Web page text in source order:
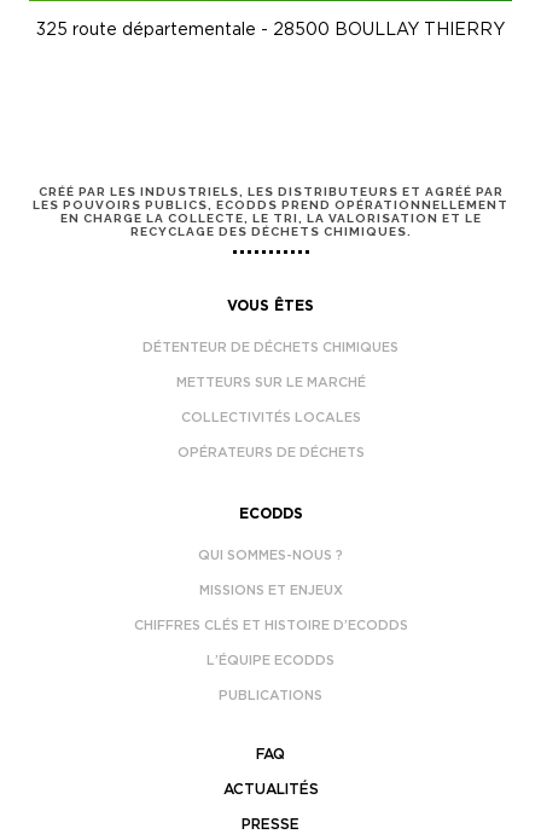
325 route départementale - 28500 BOULLAY THIERRY
CRÉÉ PAR LES INDUSTRIELS, LES DISTRIBUTEURS ET AGRÉÉ PAR
LES POUVOIRS PUBLICS, ECODDS PREND OPÉRATIONNELLEMENT
EN CHARGE LA COLLECTE, LE TRI, LA VALORISATION ET LE
RECYCLAGE DES DÉCHETS CHIMIQUES.
VOUS ÊTES
DÉTENTEUR DE DÉCHETS CHIMIQUES
METTEURS SUR LE MARCHÉ
COLLECTIVITÉS LOCALES
OPÉRATEURS DE DÉCHETS
ECODDS
QUI SOMMES-NOUS ?
MISSIONS ET ENJEUX
CHIFFRES CLÉS ET HISTOIRE D’ECODDS
L’ÉQUIPE ECODDS
PUBLICATIONS
FAQ
ACTUALITÉS
PRESSE